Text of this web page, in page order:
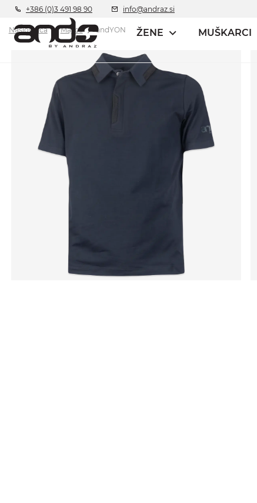
+386 (0)3 491 98 90 info@andraz.si
ŽENE MUŠKARCI
Naslovnica Majica andYON